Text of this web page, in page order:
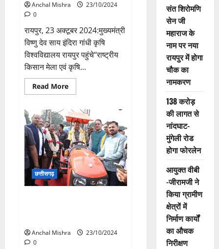
Anchal Mishra
23/10/2024
0
रायपुर, 23 अक्टूबर 2024:मुख्यमंत्री
विष्णु देव साय इंदिरा गांधी कृषि
विश्वविद्यालय रायपुर पहुंचे‘‘राष्ट्रीय
किसान मेला एवं कृषि...
Read MoreRead
more
विष्णु
देव
साय
इंदिरा
गांधी
कृषि
विश्वविद्यालय
रायपुर
पहुंचे
छत्तीसगढ़
Anchal Mishra
23/10/2024
0
संत शिरोमणि
सेन जी
महाराज के
नाम पर नया
रायपुर में होगा
चौक का
नामकरण
138 करोड़
की लागत से
नांदघाट-
मुंगेली रोड
होगा फोरलेन
आयुक्त वीबी
-जीरामजी ने
किया ग्रामीण
क्षेत्रों में
निर्माण कार्यों
का औचक
निरीक्षण